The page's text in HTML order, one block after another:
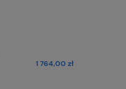
1 764,00 zł